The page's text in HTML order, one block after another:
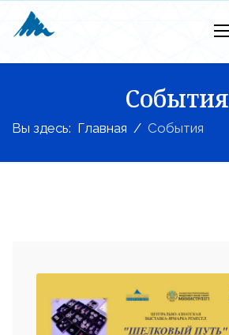
События
Вы здесь: Главная События